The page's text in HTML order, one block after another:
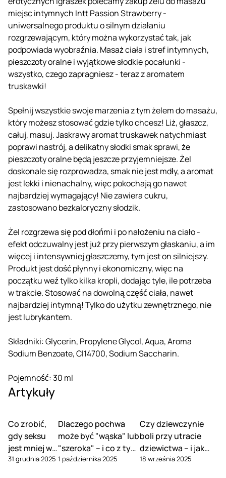
miejsc intymnych Intt Passion Strawberry -
uniwersalnego produktu o silnym działaniu
rozgrzewającym, który można wykorzystać tak, jak
podpowiada wyobraźnia. Masaż ciała i stref intymnych,
pieszczoty oralne i wyjątkowe słodkie pocałunki -
wszystko, czego zapragniesz - teraz z aromatem
truskawki!
Spełnij wszystkie swoje marzenia z tym żelem do masażu,
który możesz stosować gdzie tylko chcesz! Liż, głaszcz,
całuj, masuj. Jaskrawy aromat truskawek natychmiast
poprawi nastrój, a delikatny słodki smak sprawi, że
pieszczoty oralne będą jeszcze przyjemniejsze. Żel
doskonale się rozprowadza, smak nie jest mdły, a aromat
jest lekki i nienachalny, więc pokochają go nawet
najbardziej wymagający! Nie zawiera cukru,
zastosowano bezkaloryczny słodzik.
Żel rozgrzewa się pod dłońmi i po nałożeniu na ciało -
efekt odczuwalny jest już przy pierwszym głaskaniu, a im
więcej i intensywniej głaszczemy, tym jest on silniejszy.
Produkt jest dość płynny i ekonomiczny, więc na
początku weź tylko kilka kropli, dodając tyle, ile potrzeba
w trakcie. Stosować na dowolną część ciała, nawet
najbardziej intymną! Tylko do użytku zewnętrznego, nie
jest lubrykantem.
Składniki: Glycerin, Propylene Glycol, Aqua, Aroma
Sodium Benzoate, Cl14700, Sodium Saccharin.
Pojemność: 30 ml
Artykuły
Co zrobić,
gdy seksu
jest mniej w
związku
31 grudnia 2025
Dlaczego pochwa
może być "wąska" lub
"szeroka" – i co z tym
zrobić
1 października 2025
Czy dziewczynie
boli przy utracie
dziewictwa – i jak
tego uniknąć
18 września 2025